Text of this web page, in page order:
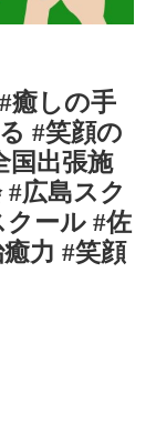
癒しの手
#笑顔の
国出張施
#広島スク
クール #佐
力 #笑顔